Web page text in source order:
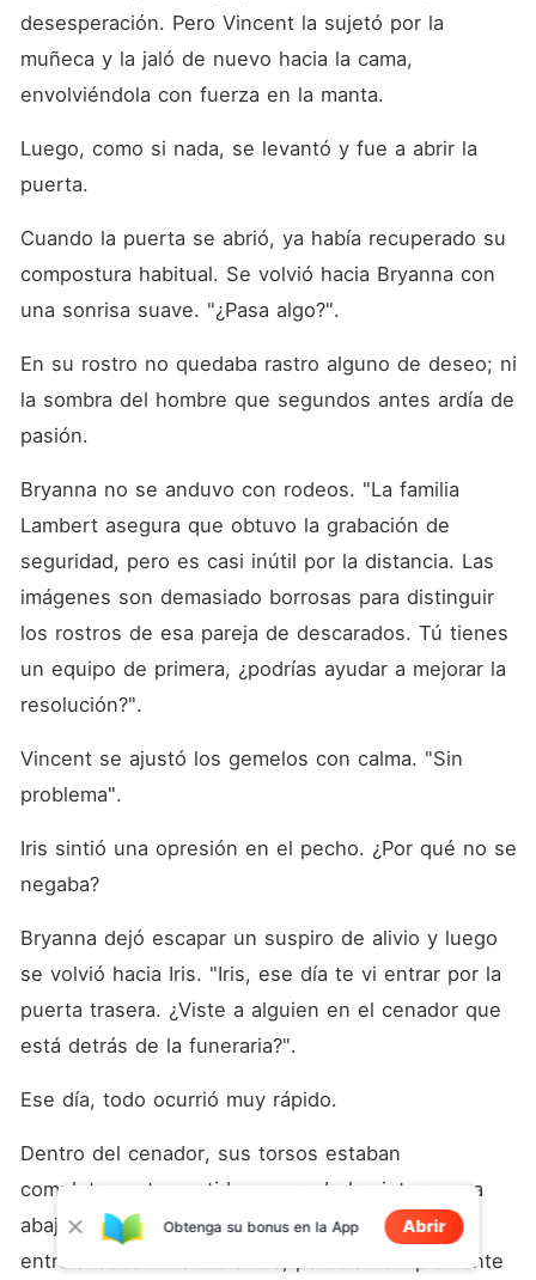
desesperación. Pero Vincent la sujetó por la
muñeca y la jaló de nuevo hacia la cama,
envolviéndola con fuerza en la manta.
Luego, como si nada, se levantó y fue a abrir la
puerta.
Cuando la puerta se abrió, ya había recuperado su
compostura habitual. Se volvió hacia Bryanna con
una sonrisa suave. "¿Pasa algo?".
En su rostro no quedaba rastro alguno de deseo; ni
la sombra del hombre que segundos antes ardía de
pasión.
Bryanna no se anduvo con rodeos. "La familia
Lambert asegura que obtuvo la grabación de
seguridad, pero es casi inútil por la distancia. Las
imágenes son demasiado borrosas para distinguir
los rostros de esa pareja de descarados. Tú tienes
un equipo de primera, ¿podrías ayudar a mejorar la
resolución?".
Vincent se ajustó los gemelos con calma. "Sin
problema".
Iris sintió una opresión en el pecho. ¿Por qué no se
negaba?
Bryanna dejó escapar un suspiro de alivio y luego
se volvió hacia Iris. "Iris, ese día te vi entrar por la
puerta trasera. ¿Viste a alguien en el cenador que
está detrás de la funeraria?".
Ese día, todo ocurrió muy rápido.
Dentro del cenador, sus torsos estaban
completamente vestidos, pero de la cintura para
abajo sus cuerpos estaban estrechamente
entrelazados. A la distancia, parecían simplemente
Obtenga su bonus en la App Abrir